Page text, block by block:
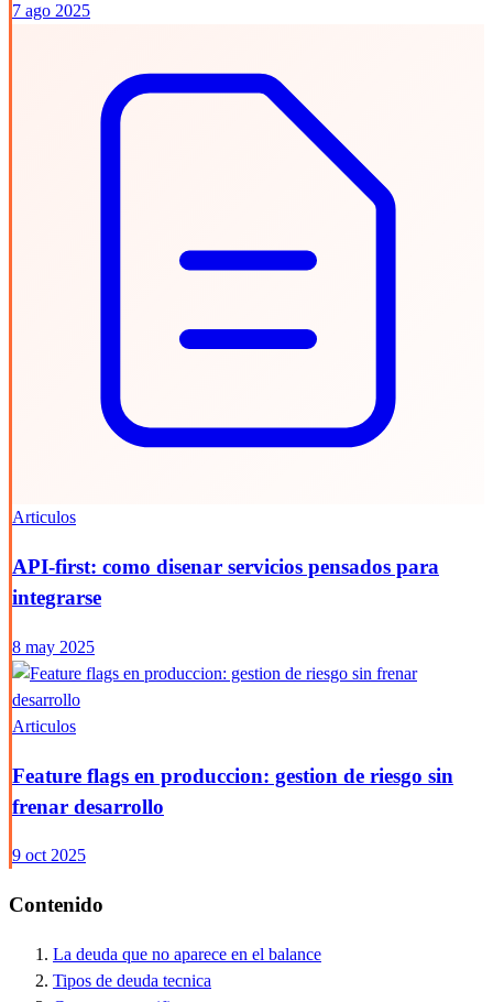
7 ago 2025
Articulos
API-first: como disenar servicios pensados para
integrarse
8 may 2025
Articulos
Feature flags en produccion: gestion de riesgo sin
frenar desarrollo
9 oct 2025
Contenido
La deuda que no aparece en el balance
Tipos de deuda tecnica